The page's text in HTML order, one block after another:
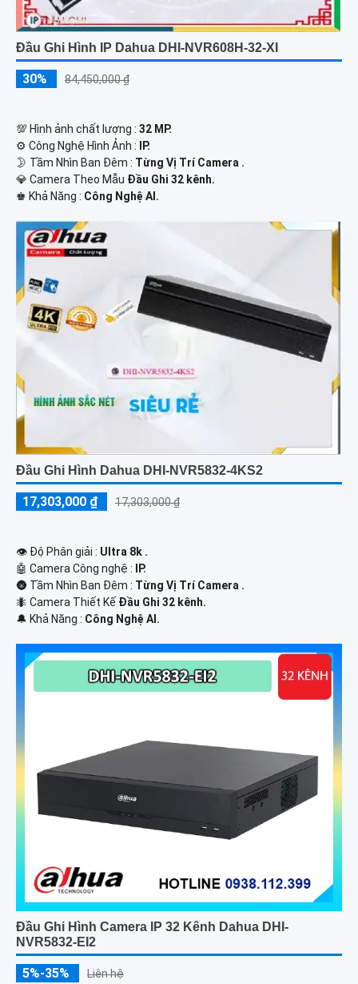
Đầu Ghi Hình IP Dahua DHI-NVR608H-32-XI
30% 84,450,000 ₫
💯 Hình ảnh chất lượng : 32 MP.
⚙ Công Nghệ Hình Ảnh : IP.
🌛 Tầm Nhìn Ban Đêm : Từng Vị Trí Camera .
💎 Camera Theo Mẫu Đầu Ghi 32 kênh.
️♚ Khả Năng : Công Nghệ AI.
Đầu Ghi Hình Dahua DHI-NVR5832-4KS2
17,303,000 ₫ 17,303,000 ₫
👁 Độ Phân giải : Ultra 8k .
🤖️ Camera Công nghệ :
IP.
🌚 Tầm Nhìn Ban Đêm : Từng Vị Trí Camera .
🐜 Camera Thiết Kế Đầu Ghi 32 kênh.
️🔔 Khả Năng : Công Nghệ AI.
Đầu Ghi Hình Camera IP 32 Kênh Dahua DHI-
NVR5832-EI2
5%-35% Liên hệ